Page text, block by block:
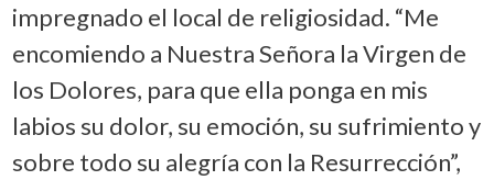
impregnado el local de religiosidad. “Me
encomiendo a Nuestra Señora la Virgen de
los Dolores, para que ella ponga en mis
labios su dolor, su emoción, su sufrimiento y
sobre todo su alegría con la Resurrección”,